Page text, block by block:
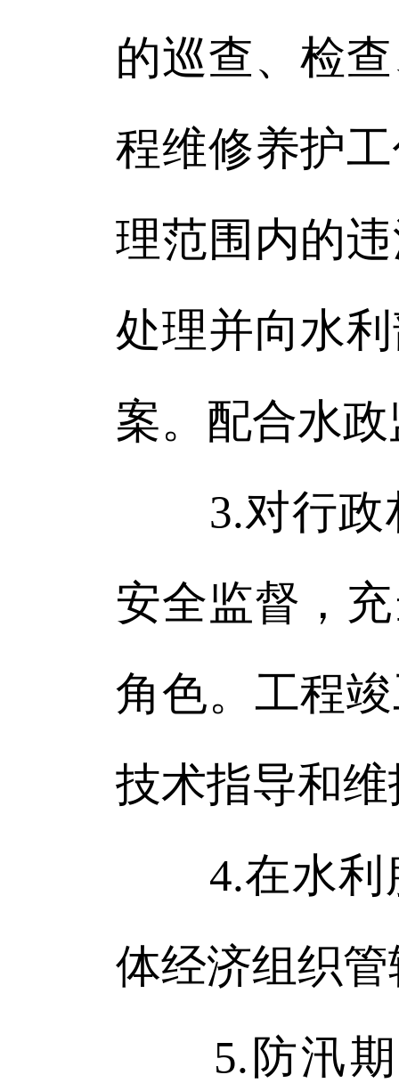
的巡查、检
程维修养护
理范围内的
处理并向水
案。配合水
3.对行政村
安全监督，
角色。工程
技术指导和
4.在水利服
体经济组织
5.防汛期